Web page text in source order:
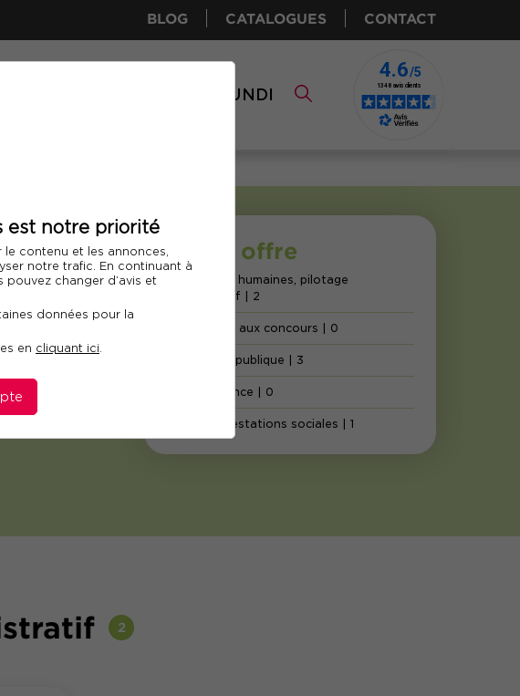
est notre priorité
contenu et les annonces,
notre trafic. En continuant à
pouvez changer d’avis et
données pour la
en cliquant ici.
BLOG CATALOGUES CONTACT
COMUNDI
Notre offre
Ressources humaines, pilotage
administratif
| 2
Préparation aux concours | 0
Commande publique | 3
Petite enfance | 0
Aides et prestations sociales | 1
2